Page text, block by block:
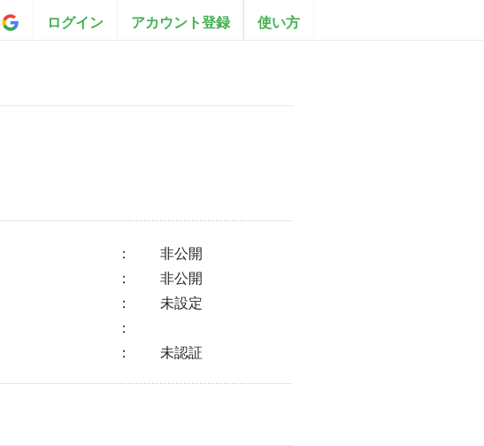
ログイン アカウント登録 使い方
：
非公開
：
非公開
：
未設定
：
： 未認証